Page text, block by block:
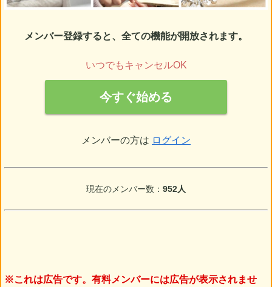
メンバー登録すると、全ての機能が開放されます。
いつでもキャンセルOK
今すぐ始める
メンバーの方は ログイン
現在のメンバー数： 952人
※これは広告です。有料メンバーには広告が表示されませ